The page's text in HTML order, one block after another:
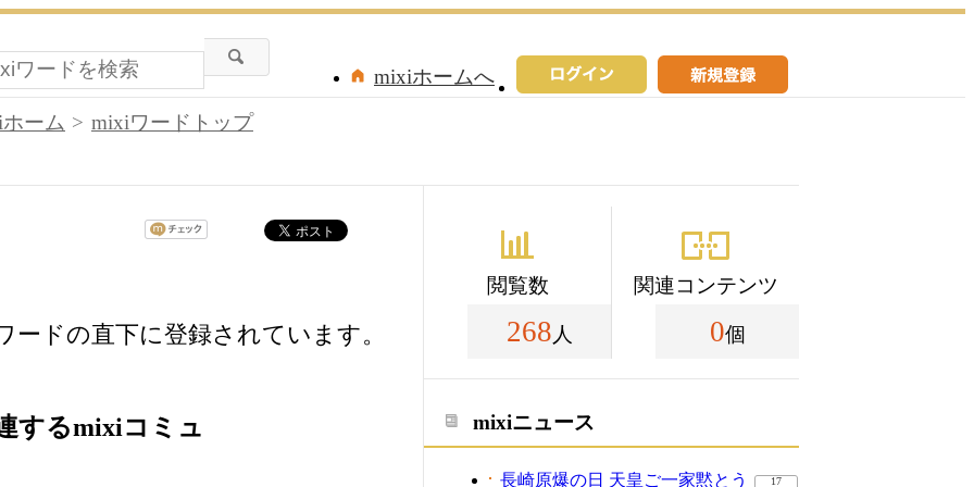
mixiホームへ
ーム
mixiワードトップ
ドの直下に登録されています。
するmixiコミュ
閲覧数
268 人
関連コンテンツ
0個
mixiニュース
長崎原爆の日 天皇ご一家黙とう 17